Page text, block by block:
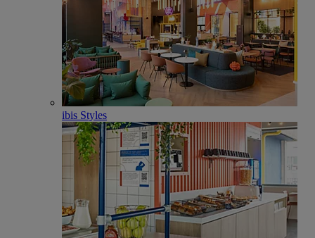
ibis Styles